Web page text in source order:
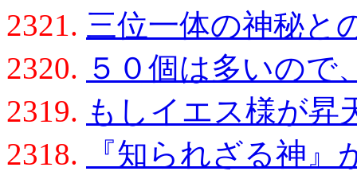
2321. 三位一体の神秘と
2320. ５０個は多いので
2319. もしイエス様が昇
2318.
『知られざる神』